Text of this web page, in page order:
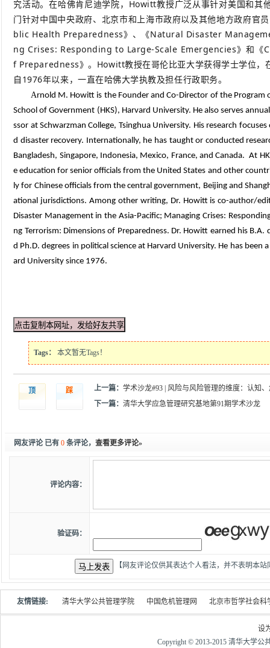
究活动。在哈佛肯尼迪学院，Howitt教授广泛从事针对美国和其
门针对中国中央政府、北京市和上海市政府以及其他地方政府官
blic Health Preparedness》、《Natural Disaster
ng Crises: Responding to Large-Scale Emergencies》和
f Preparedness》。Howitt教授在哥伦比亚大学获得学士学位，
自1976年以来，一直在哈佛大学执教及担任行政职务。
Arnold M. Howitt is the Founder and Co-Director of the Program
School of Government (HKS), Harvard University. He also serves
ssor at Schwarzman College, Tsinghua University. His research
d disaster recovery. Internationally, he has taught or conducted
Bangladesh, Singapore, Indonesia, Mexico, France, and Canada. At
e education for senior officials from the United States and other
ly for Chinese officials from the central government, Beijing and
ational jurisdictions. Among other writing, Dr. Howitt is co-author/
Disaster Management in the Asia-Pacific; Managing Crises:
ng Ter­ror­ism: Dimen­sions of Prepar­ed­ness. Dr. Howitt earned his
d Ph.D. degrees in political science at Harvard University. He has
ard University since 1976.
Tags： 本文暂无Tags！
顶 踩 上一篇：学术沙龙#93 | 风险与风险管理的维度：认知
下一篇：清华大学应急管理研究基地第91期学术沙龙
网友评论 已有 0 条评论， 查看更多评论»
评论内容：
验证码：
【网友评论仅供其表达个人看法，并不表明本
友情链接: 清华大学公共管理学院 中国危机管理网 北京市哲学社会科
设
Copyright © 2013-2015 清华大学公